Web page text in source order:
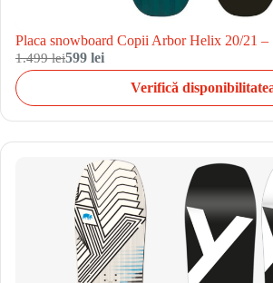
Placa snowboard Copii Arbor Helix 20/21 –
1.499 lei599 lei
Verifică